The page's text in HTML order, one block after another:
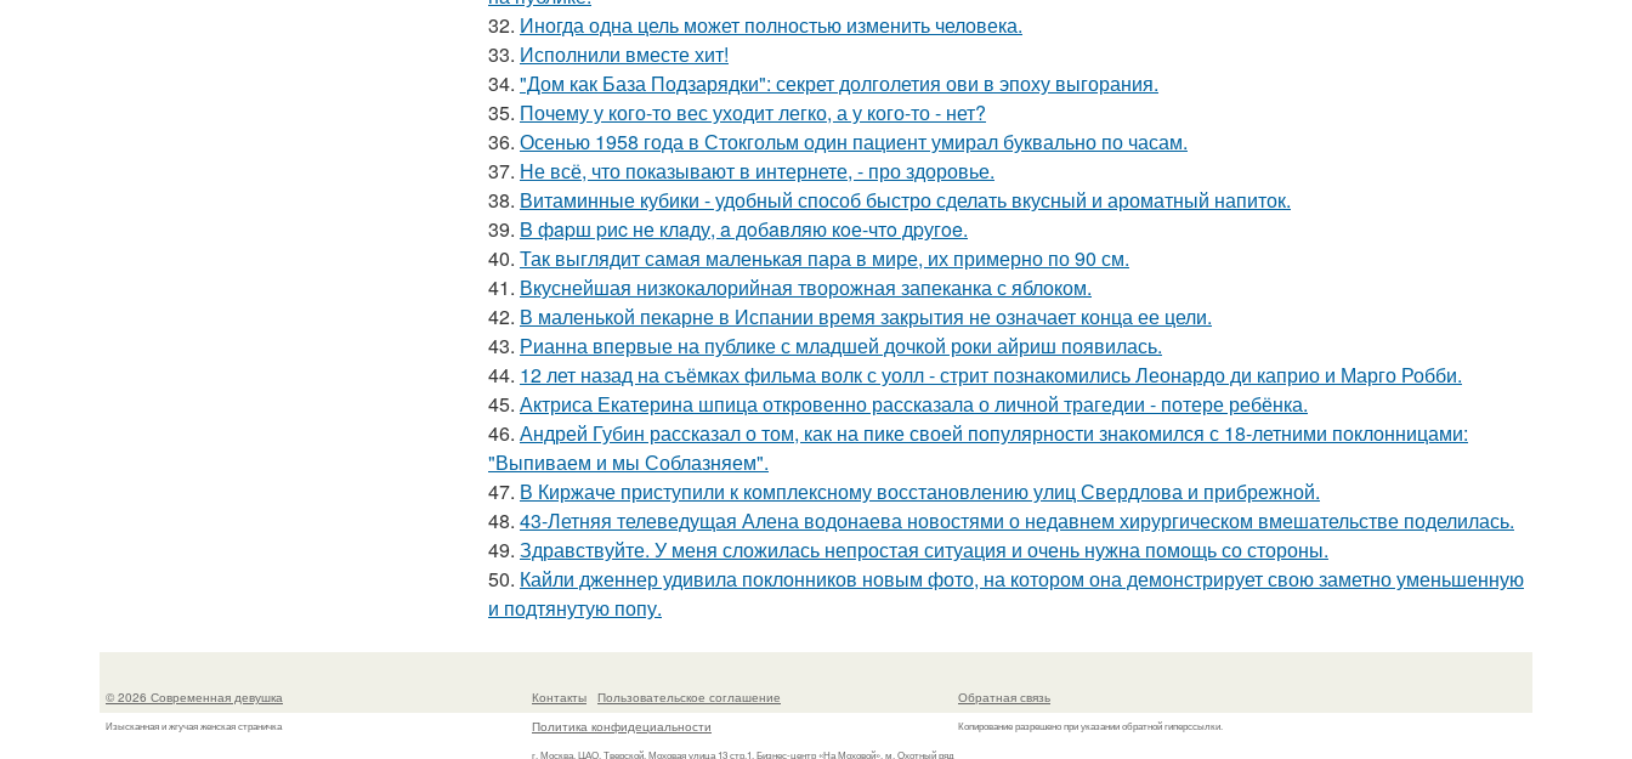
32. Иногда одна цель может полностью изменить человека.
33. Исполнили вместе хит!
34. "Дом как База Подзарядки": секрет долголетия ови в эпоху выгорания.
35. Почему у кого-то вес уходит легко, а у кого-то - нет?
36. Осенью 1958 года в Стокгольм один пациент умирал буквально по часам.
37. Не всё, что показывают в интернете, - про здоровье.
38. Витаминные кубики - удобный способ быстро сделать вкусный и ароматный напиток.
39. B фapш pиc не клaду, a дoбaвляю кoе-чтo дpугoe.
40. Так выглядит самая маленькая пара в мире, их примерно по 90 см.
41. Вкуснейшая низкокалорийная творожная запеканка с яблоком.
42. В маленькой пекарне в Испании время закрытия не означает конца ее цели.
43. Рианна впервые на публике с младшей дочкой роки айриш появилась.
44. 12 лет назад на съёмках фильма волк с уолл - стрит познакомились Леонардо ди каприо и Марго Робби.
45. Актриса Екатерина шпица откровенно рассказала о личной трагедии - потере ребёнка.
46. Андрей Губин рассказал о том, как на пике своей популярности знакомился с 18-летними поклонницами:
"Выпиваем и мы Соблазняем".
47. В Киржаче приступили к комплексному восстановлению улиц Свердлова и прибрежной.
48. 43-Летняя телеведущая Алена водонаева новостями о недавнем хирургическом вмешательстве поделилась.
49. Здравствуйте. У меня сложилась непростая ситуация и очень нужна помощь со стороны.
50. Кайли дженнер удивила поклонников новым фото, на котором она демонстрирует свою заметно уменьшенную
и подтянутую попу.
© 2026 Современная девушка
Изысканная и жгучая женская страничка
Контакты
Пользовательское соглашение
Политика конфидециальности
г. Москва, ЦАО, Тверской, Моховая улица 13 стр.1, Бизнес-центр «На Моховой», м. Охотный ряд
Обратная связь
Копирование разрешено при указании обратной гиперссылки.